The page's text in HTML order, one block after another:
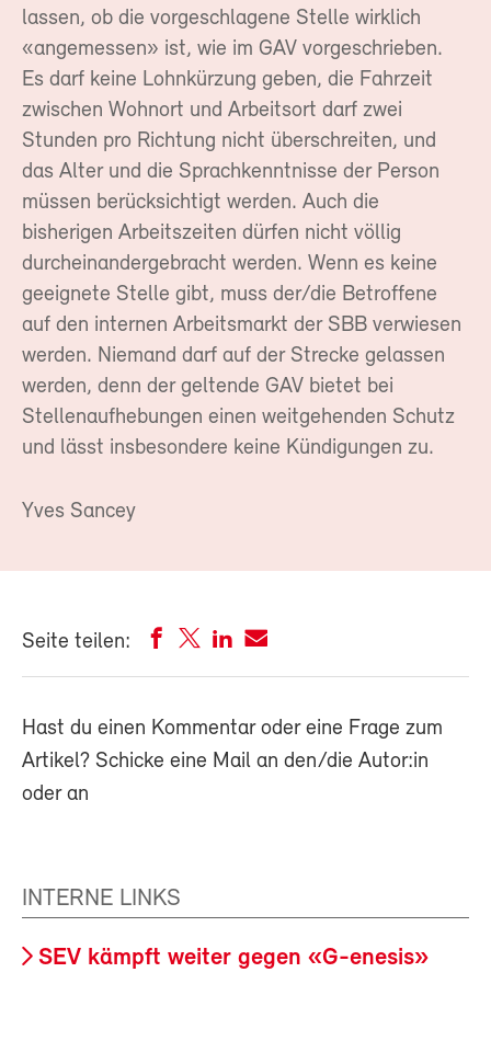
lassen, ob die vorgeschlagene Stelle wirklich
«angemessen» ist, wie im GAV vorgeschrieben.
Es darf keine Lohnkürzung geben, die Fahrzeit
zwischen Wohnort und Arbeitsort darf zwei
Stunden pro Richtung nicht überschreiten, und
das Alter und die Sprachkenntnisse der Person
müssen berücksichtigt werden. Auch die
bisherigen Arbeitszeiten dürfen nicht völlig
durcheinandergebracht werden. Wenn es keine
geeignete Stelle gibt, muss der/die Betroffene
auf den internen Arbeitsmarkt der SBB verwiesen
werden. Niemand darf auf der Strecke gelassen
werden, denn der geltende GAV bietet bei
Stellenaufhebungen einen weitgehenden Schutz
und lässt insbesondere keine Kündigungen zu.
Yves Sancey
Seite teilen:
Hast du einen Kommentar oder eine Frage zum
Artikel? Schicke eine Mail an den/die Autor:in
oder an
INTERNE LINKS
SEV kämpft weiter gegen «G-enesis»